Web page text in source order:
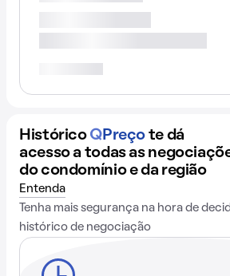
Histórico QPreço te dá
acesso a todas as
do condomínio e da região
Entenda
Tenha mais segurança na hora de
histórico de negociação